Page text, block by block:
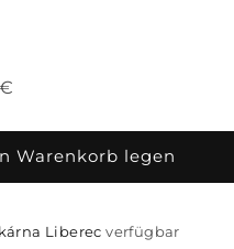
€
Warenkorb legen
Liberec verfügbar